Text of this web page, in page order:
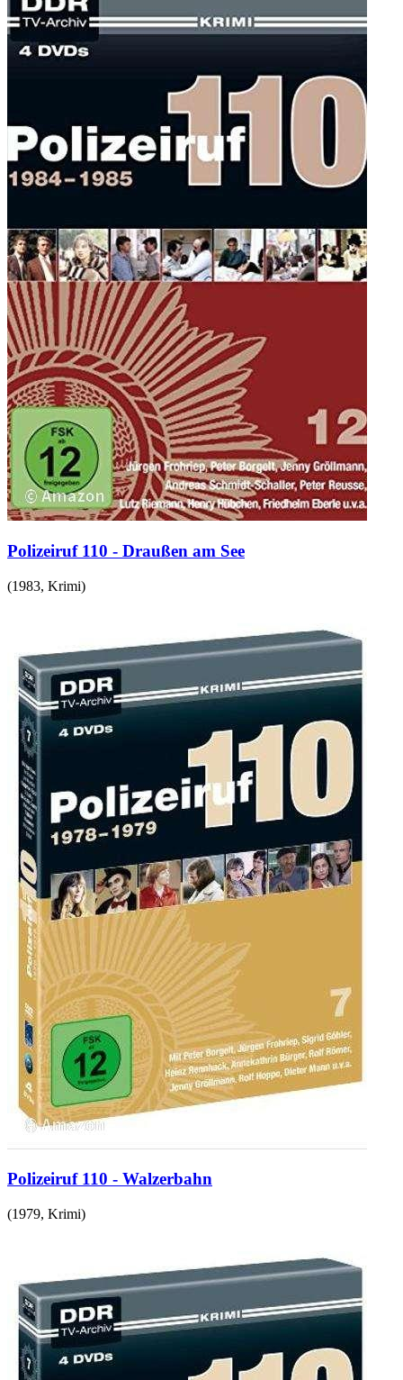
Polizeiruf 110 - Draußen am See
(1983, Krimi)
Polizeiruf 110 - Walzerbahn
(1979, Krimi)